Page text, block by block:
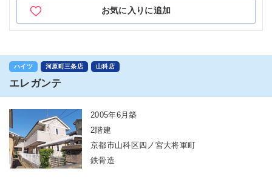
お気に入りに追加
ハイツ 河原町三条店 山科店
エレガンテ
2005年6月築
2階建
京都市山科区四ノ宮大将軍町
鉄骨造